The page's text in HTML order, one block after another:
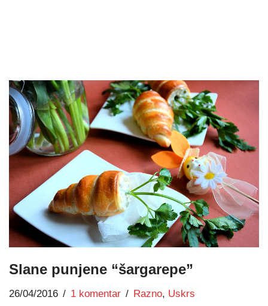
Slane punjene “šargarepe”
26/04/2016 1 komentar Razno, Uskrs